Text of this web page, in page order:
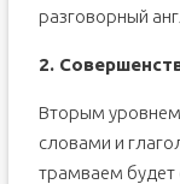
разговорный
2.
Вторым
словами и
трамваем будет